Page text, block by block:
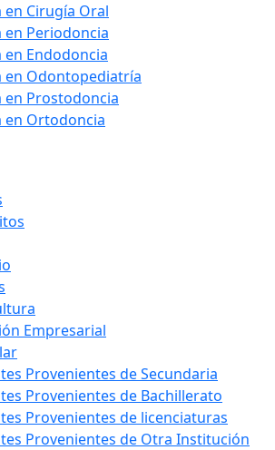
en Cirugía Oral
en Periodoncia
en Endodoncia
en Odontopediatría
en Prostodoncia
en Ortodoncia
Empresarial
Provenientes de Secundaria
Provenientes de Bachillerato
Provenientes de licenciaturas
Provenientes de Otra Institución